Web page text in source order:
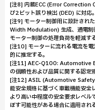
[注8] 内蔵ECC (Error Correction
び2ビット誤り検出 (DED) に対応。
[注9] モーター制御用に設計され
Width Modulation) 生成、通電制
モーター制御の処理負荷を軽減す
[注10] モーターに流れる電流を
的に推定する。
[注11] AEC‑Q100: Automotive
の信頼性および品質に関する認定
[注12] ASIL (Automotive
能安全規格に基づく車載機能安
より高い中程度の安全要求レベル
ぼす可能性がある場合に適用され